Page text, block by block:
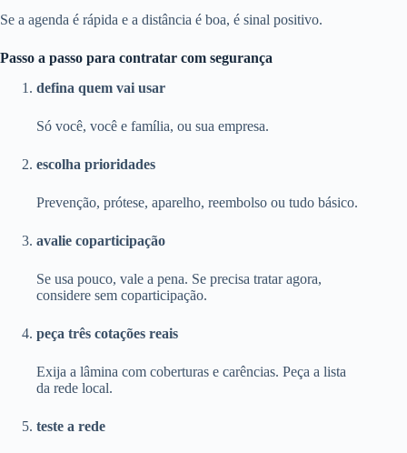
Se a agenda é rápida e a distância é boa, é sinal positivo.
Passo a passo para contratar com segurança
defina quem vai usar
Só você, você e família, ou sua empresa.
escolha prioridades
Prevenção, prótese, aparelho, reembolso ou tudo básico.
avalie coparticipação
Se usa pouco, vale a pena. Se precisa tratar agora,
considere sem coparticipação.
peça três cotações reais
Exija a lâmina com coberturas e carências. Peça a lista
da rede local.
teste a rede